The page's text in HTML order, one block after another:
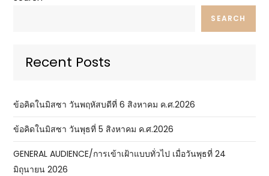
SEARCH
Recent Posts
ข้อคิดในมิสซา วันพฤหัสบดีที่ 6 สิงหาคม ค.ศ.2026
ข้อคิดในมิสซา วันพุธที่ 5 สิงหาคม ค.ศ.2026
GENERAL AUDIENCE/การเข้าเฝ้าแบบทั่วไป เมื่อวันพุธที่ 24
มิถุนายน 2026